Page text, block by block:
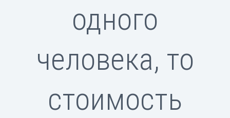
одного
человека, то
стоимость